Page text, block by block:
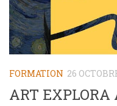
FORMATION 26
ART